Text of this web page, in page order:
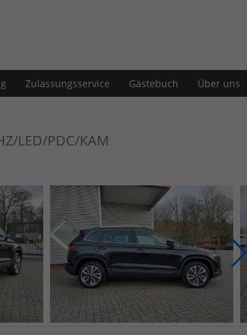
Zulassungsservice Gästebuch Über uns
LED/PDC/KAM